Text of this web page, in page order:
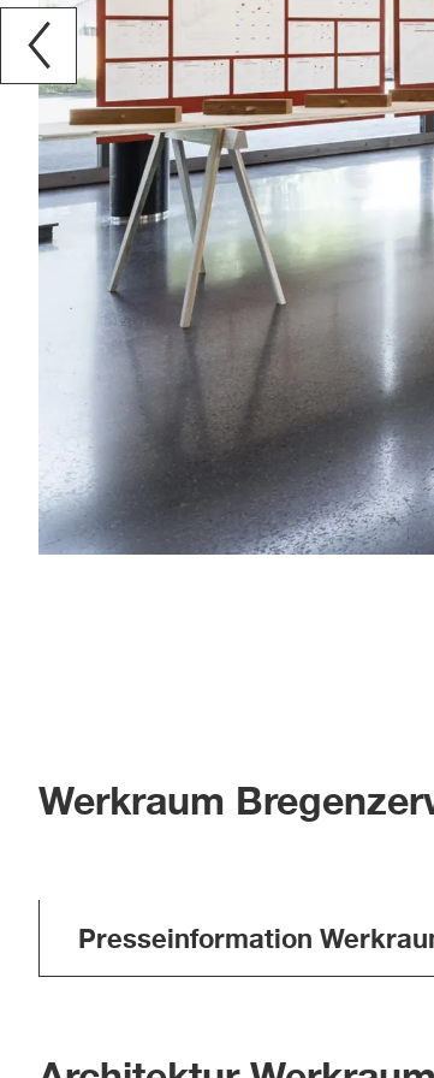
Werkraum
Presseinformation